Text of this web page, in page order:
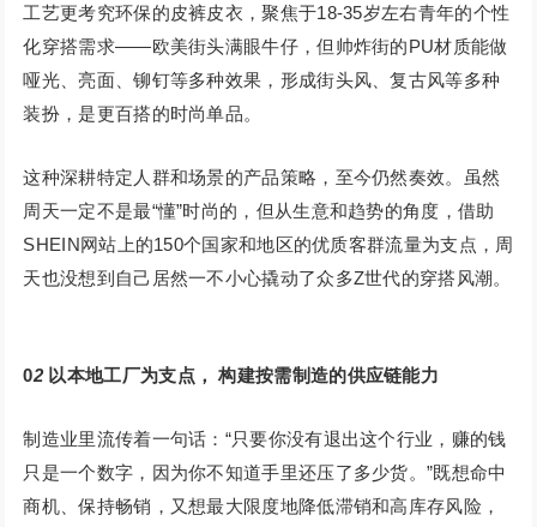
工艺更考究环保的皮裤皮衣，聚焦于18-35岁左右青年的个性
化穿搭需求——欧美街头满眼牛仔，但帅炸街的PU材质能做
哑光、亮面、铆钉等多种效果，形成街头风、复古风等多种
装扮，是更百搭的时尚单品。
这种深耕特定人群和场景的产品策略，至今仍然奏效。虽然
周天一定不是最“懂”时尚的，但从生意和趋势的角度，借助
SHEIN网站上的150个国家和地区的优质客群流量为支点，周
天也没想到自己居然一不小心撬动了众多Z世代的穿搭风潮。
02 以本地工厂为支点， 构建按需制造的供应链能力
制造业里流传着一句话：“只要你没有退出这个行业，赚的钱
只是一个数字，因为你不知道手里还压了多少货。”既想命中
商机、保持畅销，又想最大限度地降低滞销和高库存风险，